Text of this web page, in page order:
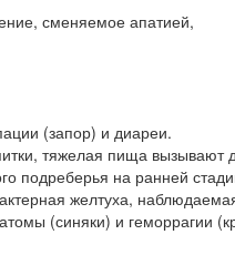
сменяемое апатией,
(запор) и диареи.
тяжелая пища
подреберья на ранней
желтуха,
(синяки) и геморрагии